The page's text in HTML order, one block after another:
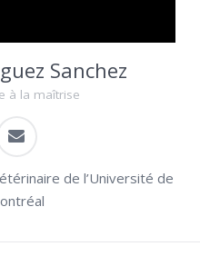
Sanchez
à la maîtrise
de l’Université de